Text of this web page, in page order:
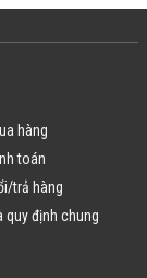
hàng
toán
trả hàng
quy định chung